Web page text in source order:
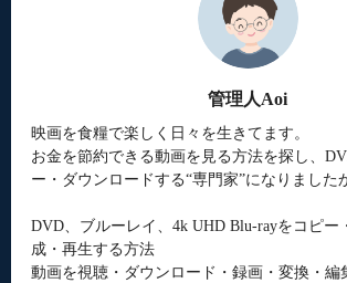
管理人Aoi
映画を食糧で楽しく日々を生きてます。
お金を節約できる動画を見る方法を探し、
ー・ダウンロードする“専門家”になりました
DVD、ブルーレイ、4k UHD Blu-rayをコピー
成・再生する方法
動画を視聴・ダウンロード・録画・変換・編